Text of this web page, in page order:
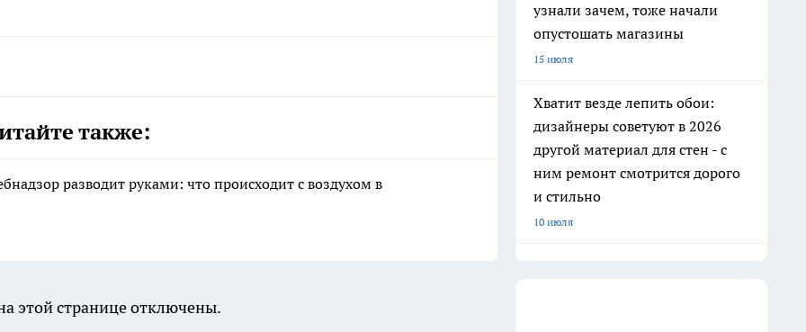
также:
разводит руками: что происходит с воздухом в
узнали зачем, тоже начали
опустошать магазины
15 июля
Хватит везде лепить обои:
дизайнеры советуют в 2026
другой материал для стен - с
ним ремонт смотрится дорого
и стильно
10 июля
этой странице отключены.